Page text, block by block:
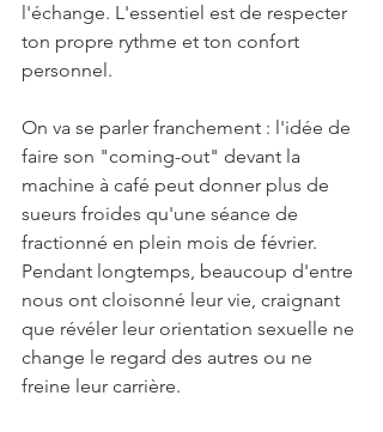
l'échange. L'essentiel est de respecter
ton propre rythme et ton confort
personnel.
On va se parler franchement : l'idée de
faire son "coming-out" devant la
machine à café peut donner plus de
sueurs froides qu'une séance de
fractionné en plein mois de février.
Pendant longtemps, beaucoup d'entre
nous ont cloisonné leur vie, craignant
que révéler leur orientation sexuelle ne
change le regard des autres ou ne
freine leur carrière.